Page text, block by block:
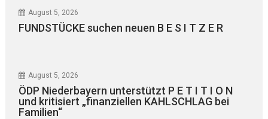
August 5, 2026
FUNDSTÜCKE suchen neuen B E S I T Z E R
August 5, 2026
ÖDP Niederbayern unterstützt P E T I T I O N
und kritisiert „finanziellen KAHLSCHLAG bei
Familien“